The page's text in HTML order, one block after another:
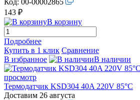
143 ₽
В корзину
Подробнее
Купить в 1 клик Сравнение
В избранное
В наличии
просмотр
Термодатчик KSD304 40A 220V 85°С
Доставим 26 августа